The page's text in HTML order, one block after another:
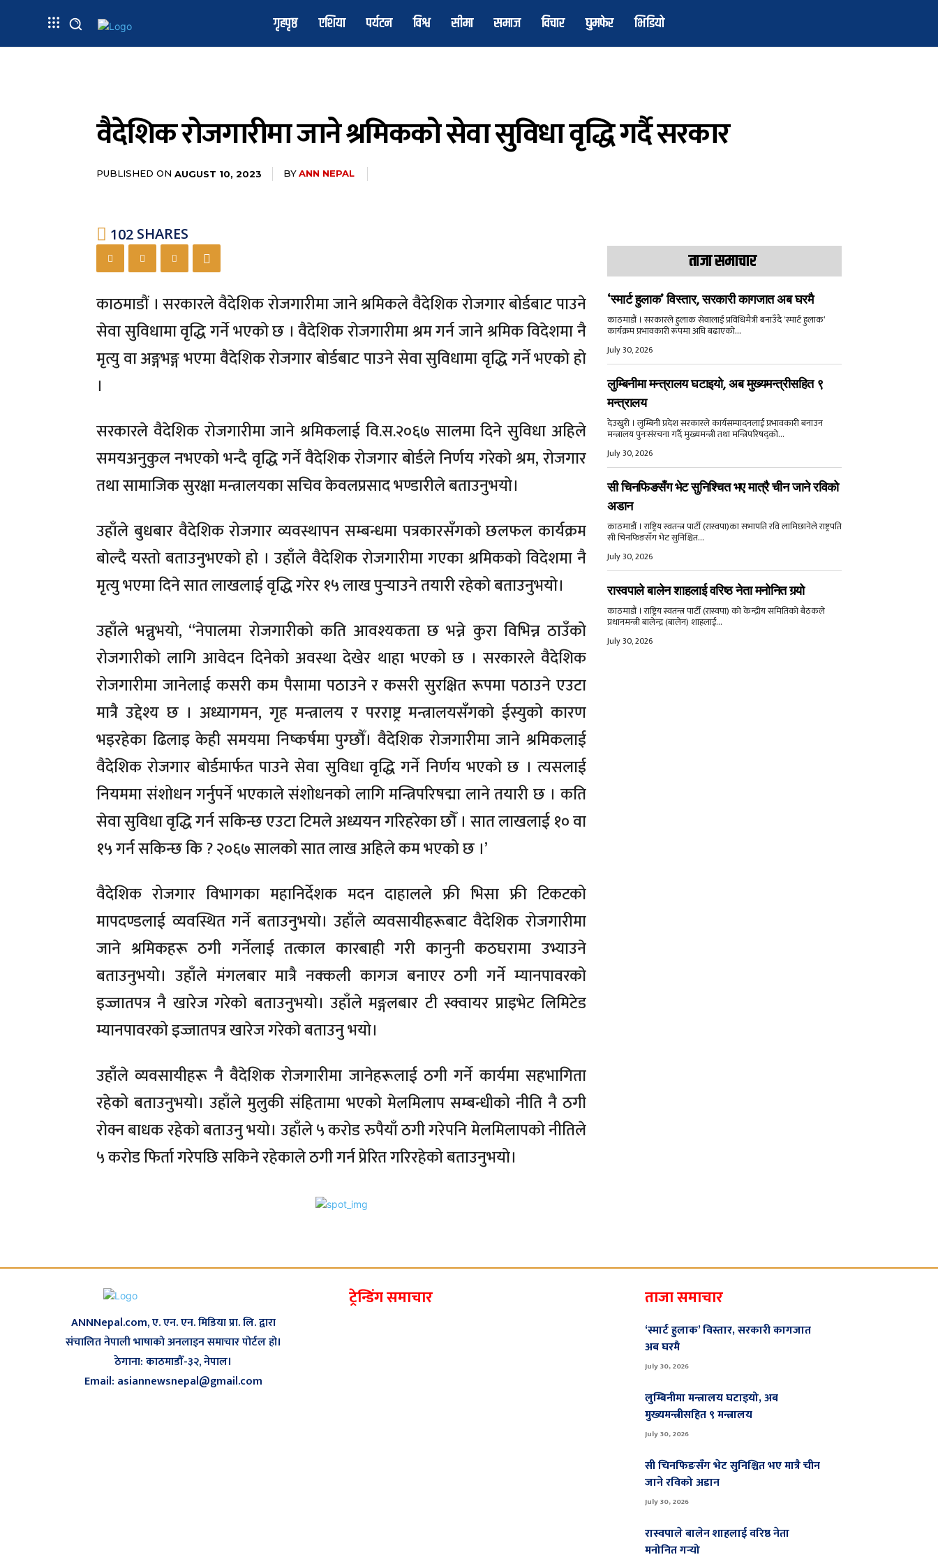
गृहपृष्ठ एशिया पर्यटन विश्व सीमा समाज विचार घुमफेर भिडियो
वैदेशिक रोजगारीमा जाने श्रमिकको सेवा सुविधा वृद्धि गर्दै सरकार
PUBLISHED ON AUGUST 10, 2023 BYANN NEPAL
102 SHARES
काठमाडौं । सरकारले वैदेशिक रोजगारीमा जाने श्रमिकले वैदेशिक रोजगार बोर्डबाट पाउने
सेवा सुविधामा वृद्धि गर्ने भएको छ । वैदेशिक रोजगारीमा श्रम गर्न जाने श्रमिक विदेशमा नै
मृत्यु वा अङ्गभङ्ग भएमा वैदेशिक रोजगार बोर्डबाट पाउने सेवा सुविधामा वृद्धि गर्ने भएको हो
।
सरकारले वैदेशिक रोजगारीमा जाने श्रमिकलाई वि.स.२०६७ सालमा दिने सुविधा अहिले
समयअनुकुल नभएको भन्दै वृद्धि गर्ने वैदेशिक रोजगार बोर्डले निर्णय गरेको श्रम, रोजगार
तथा सामाजिक सुरक्षा मन्त्रालयका सचिव केवलप्रसाद भण्डारीले बताउनुभयो।
उहाँले बुधबार वैदेशिक रोजगार व्यवस्थापन सम्बन्धमा पत्रकारसँगको छलफल कार्यक्रम
बोल्दै यस्तो बताउनुभएको हो । उहाँले वैदेशिक रोजगारीमा गएका श्रमिकको विदेशमा नै
मृत्यु भएमा दिने सात लाखलाई वृद्धि गरेर १५ लाख पुर्‍याउने तयारी रहेको बताउनुभयो।
उहाँले भन्नुभयो, ‘‘नेपालमा रोजगारीको कति आवश्यकता छ भन्ने कुरा विभिन्न ठाउँको
रोजगारीको लागि आवेदन दिनेको अवस्था देखेर थाहा भएको छ । सरकारले वैदेशिक
रोजगारीमा जानेलाई कसरी कम पैसामा पठाउने र कसरी सुरक्षित रूपमा पठाउने एउटा
मात्रै उद्देश्य छ । अध्यागमन, गृह मन्त्रालय र परराष्ट्र मन्त्रालयसँगको ईस्युको कारण
भइरहेका ढिलाइ केही समयमा निष्कर्षमा पुग्छौँ। वैदेशिक रोजगारीमा जाने श्रमिकलाई
वैदेशिक रोजगार बोर्डमार्फत पाउने सेवा सुविधा वृद्धि गर्ने निर्णय भएको छ । त्यसलाई
नियममा संशोधन गर्नुपर्ने भएकाले संशोधनको लागि मन्त्रिपरिषद्मा लाने तयारी छ । कति
सेवा सुविधा वृद्धि गर्न सकिन्छ एउटा टिमले अध्ययन गरिहरेका छौँ । सात लाखलाई १० वा
१५ गर्न सकिन्छ कि ? २०६७ सालको सात लाख अहिले कम भएको छ ।’
वैदेशिक रोजगार विभागका महानिर्देशक मदन दाहालले फ्री भिसा फ्री टिकटको
मापदण्डलाई व्यवस्थित गर्ने बताउनुभयो। उहाँले व्यवसायीहरूबाट वैदेशिक रोजगारीमा
जाने श्रमिकहरू ठगी गर्नेलाई तत्काल कारबाही गरी कानुनी कठघरामा उभ्याउने
बताउनुभयो। उहाँले मंगलबार मात्रै नक्कली कागज बनाएर ठगी गर्ने म्यानपावरको
इज्जातपत्र नै खारेज गरेको बताउनुभयो। उहाँले मङ्गलबार टी स्क्वायर प्राइभेट लिमिटेड
म्यानपावरको इज्जातपत्र खारेज गरेको बताउनु भयो।
उहाँले व्यवसायीहरू नै वैदेशिक रोजगारीमा जानेहरूलाई ठगी गर्ने कार्यमा सहभागिता
रहेको बताउनुभयो। उहाँले मुलुकी संहितामा भएको मेलमिलाप सम्बन्धीको नीति नै ठगी
रोक्न बाधक रहेको बताउनु भयो। उहाँले ५ करोड रुपैयाँ ठगी गरेपनि मेलमिलापको नीतिले
५ करोड फिर्ता गरेपछि सकिने रहेकाले ठगी गर्न प्रेरित गरिरहेको बताउनुभयो।
ताजा समाचार
‘स्मार्ट हुलाक’ विस्तार, सरकारी कागजात अब घरमै
काठमाडौं । सरकारले हुलाक सेवालाई प्रविधिमैत्री बनाउँदै ‘स्मार्ट हुलाक’
कार्यक्रम प्रभावकारी रूपमा अघि बढाएको...
July 30, 2026
लुम्बिनीमा मन्त्रालय घटाइयो, अब मुख्यमन्त्रीसहित ९
मन्त्रालय
देउखुरी । लुम्बिनी प्रदेश सरकारले कार्यसम्पादनलाई प्रभावकारी बनाउन
मन्त्रालय पुनःसंरचना गर्दै मुख्यमन्त्री तथा मन्त्रिपरिषद्को...
July 30, 2026
सी चिनफिङसँग भेट सुनिश्चित भए मात्रै चीन जाने रविको
अडान
काठमाडौं । राष्ट्रिय स्वतन्त्र पार्टी (रास्वपा)का सभापति रवि लामिछानेले राष्ट्रपति
सी चिनफिङसँग भेट सुनिश्चित...
July 30, 2026
रास्वपाले बालेन शाहलाई वरिष्ठ नेता मनोनित गर्‍यो
काठमाडौं । राष्ट्रिय स्वतन्त्र पार्टी (रास्वपा) को केन्द्रीय समितिको बैठकले
प्रधानमन्त्री बालेन्द्र (बालेन) शाहलाई...
July 30, 2026
ANNNepal.com, ए. एन. एन. मिडिया प्रा. लि. द्वारा
संचालित नेपाली भाषाको अनलाइन समाचार पोर्टल हो।
ठेगाना: काठमाडौँ-३२, नेपाल।
Email: asiannewsnepal@gmail.com
ट्रेन्डिंग समाचार ताजा समाचार
‘स्मार्ट हुलाक’ विस्तार, सरकारी कागजात
अब घरमै
July 30, 2026
लुम्बिनीमा मन्त्रालय घटाइयो, अब
मुख्यमन्त्रीसहित ९ मन्त्रालय
July 30, 2026
सी चिनफिङसँग भेट सुनिश्चित भए मात्रै चीन
जाने रविको अडान
July 30, 2026
रास्वपाले बालेन शाहलाई वरिष्ठ नेता
मनोनित गर्‍यो